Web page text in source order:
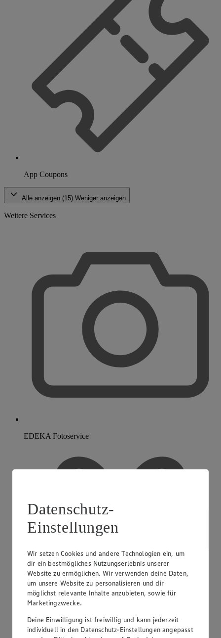
App Coupons
Alle anzeigen (15) Weniger anzeigen
Weitere Services
EDEKA Fotoservice
Datenschutz-
Einstellungen
Wir setzen Cookies und andere Technologien ein, um
dir ein bestmögliches Nutzungserlebnis unserer
Website zu ermöglichen. Wir verwenden deine Daten,
um unsere Website zu personalisieren und dir
möglichst relevante Inhalte anzubieten, sowie für
Marketingzwecke.
Deine Einwilligung ist freiwillig und kann jederzeit
individuell in den Datenschutz-Einstellungen angepasst